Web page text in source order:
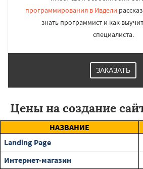
программирования в Ивдели
знать программист и как
специалиста.
ЗАКАЗАТЬ
Цены на создание
НАЗВАНИЕ
Landing Page
Интернет-магазин